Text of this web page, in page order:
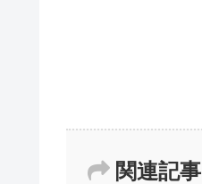
関連記事